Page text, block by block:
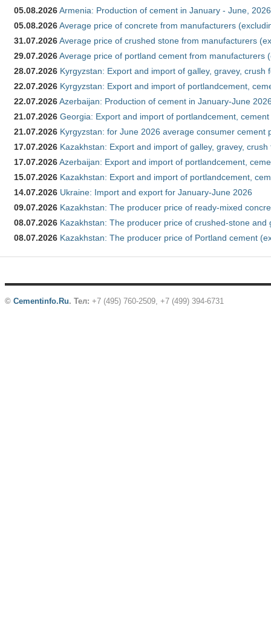
05.08.2026Armenia: Production of cement in January - June, 2026
05.08.2026Average price of concrete from manufacturers
31.07.2026Average price of crushed stone from manufacturers
29.07.2026Average price of portland cement from manufacturers
28.07.2026 Kyrgyzstan: Export and import of galley, gravey,
22.07.2026 Kyrgyzstan: Export and import of portlandcement,
22.07.2026Azerbaijan: Production of cement in January-June
21.07.2026 Georgia: Export and import of portlandcement,
21.07.2026 Kyrgyzstan: for June 2026 average consumer cement
17.07.2026 Kazakhstan: Export and import of galley, gravey,
17.07.2026Azerbaijan: Export and import of portlandcement,
15.07.2026 Kazakhstan: Export and import of portlandcement,
14.07.2026 Ukraine: Import and export for January-June 2026
09.07.2026 Kazakhstan: The producer price of ready-mixed
08.07.2026 Kazakhstan: The producer price of crushed-stone and
08.07.2026 Kazakhstan: The producer price of Portland cement
© Cementinfo.Ru. Тел: +7 (495) 760-2509, +7 (499) 394-6731